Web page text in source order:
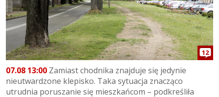
12
07.08 13:00 Zamiast chodnika znajduje się jedynie
nieutwardzone klepisko. Taka sytuacja znacząco
utrudnia poruszanie się mieszkańcom – podkreśliła